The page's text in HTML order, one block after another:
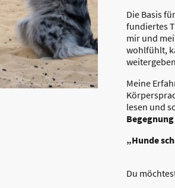
Die Basis
fundiertes
mir und
wohlfühlt,
Meine
lesen und
Begegnung
„Hunde
Du